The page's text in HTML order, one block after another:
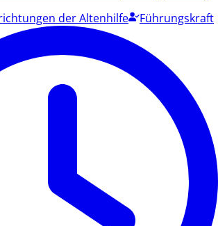
der Altenhilfe Führungskraft